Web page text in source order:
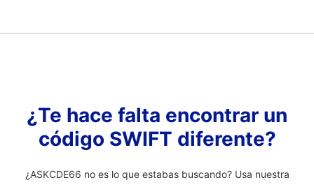
¿Te hace falta encontrar un
código SWIFT diferente?
¿ASKCDE66 no es lo que estabas buscando? Usa nuestra